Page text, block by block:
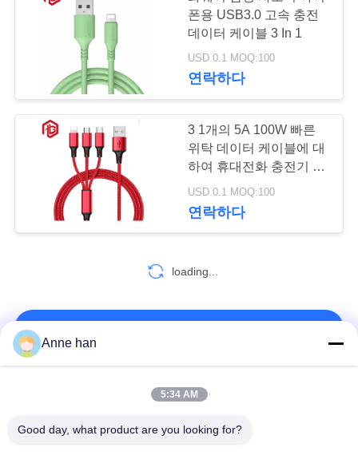
방수 케이블 연결관
방수 패널 산 연결관
49
방수 다 핀 커넥터
36
폰용 USB3.0 고속 충전
데이터 케이블 3 In 1
USD 0.1 MOQ:100
연락하다
3 1개의 5A 100W 빠른
위탁 데이터 케이블에 대
하여 휴대전화 충전기 케
이블
USD 0.1 MOQ:100
연락하다
loading...
Anne han
5:34 AM
Good day, what product are you looking for?